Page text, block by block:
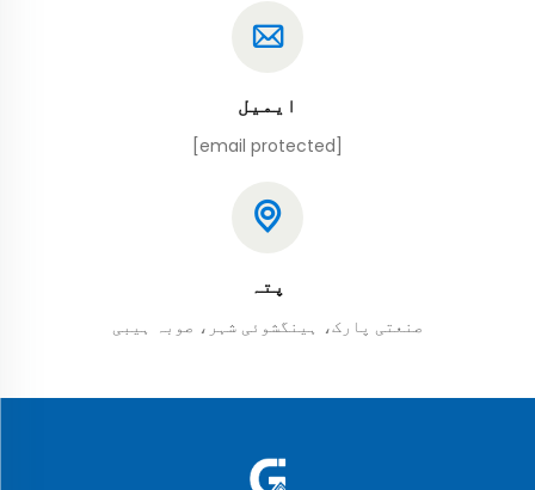
ایمیل
پتہ
صنعتی پارک، ہینگشوئی شہر، صوبہ ہیبی